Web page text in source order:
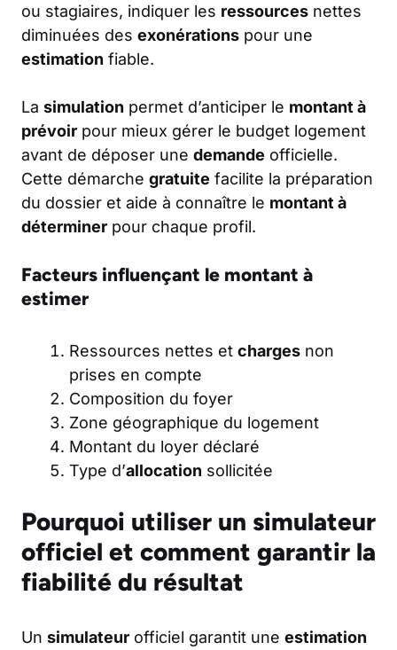
ou stagiaires, indiquer les ressources nettes
diminuées des exonérations pour une
estimation fiable.
La simulation permet d’anticiper le montant à
prévoir pour mieux gérer le budget logement
avant de déposer une demande officielle.
Cette démarche gratuite facilite la préparation
du dossier et aide à connaître le montant à
déterminer pour chaque profil.
Facteurs influençant le montant à
estimer
Ressources nettes et charges non
prises en compte
Composition du foyer
Zone géographique du logement
Montant du loyer déclaré
Type d’allocation sollicitée
Pourquoi utiliser un simulateur
officiel et comment garantir la
fiabilité du résultat
Un simulateur officiel garantit une estimation